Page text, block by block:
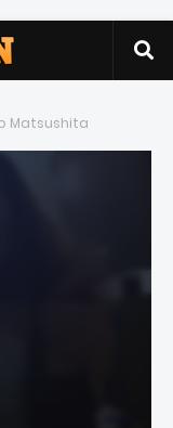
Matsushita